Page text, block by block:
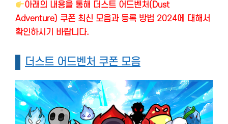
아래의 내용을 통해 더스트 어드벤처(Dust
Adventure) 쿠폰 최신 모음과 등록 방법 2024에 대해서
확인하시기 바랍니다.
더스트 어드벤처 쿠폰 모음